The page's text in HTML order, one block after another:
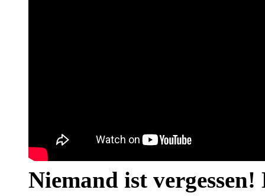
Niemand ist